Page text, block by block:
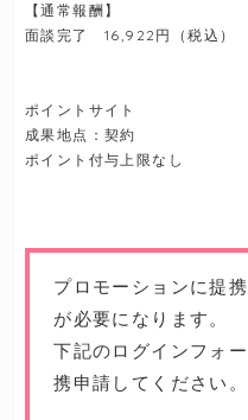
【通常報酬】
面談完了 16,922円（税込）
ポイントサイト
成果地点：契約
ポイント付与上限なし
プロモーションに提
が必要になります。
下記のログインフォ
携申請してください。